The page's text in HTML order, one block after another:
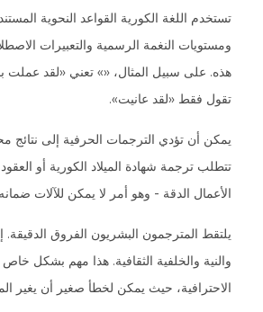
تستخدم اللغة الكورية القواعد النحوية
ومستويات النغمة الرسمية والتعبيرات
هذه. على سبيل المثال، «» تعني «لقد عملت
تقول فقط «لقد عانيت».
يمكن أن تؤدي الترجمات الحرفية إلى نتائج
تتطلب ترجمة شهادة الميلاد الكورية أو
الأعمال الدقة - وهو أمر لا يمكن للآلات
يلتقط المترجمون البشريون الفروق الدقيقة.
والنية والخلفية الثقافية. هذا مهم بشكل
الاحترافية، حيث يمكن لخطأ صغير أن يغير